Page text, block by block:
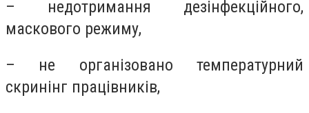
– недотримання дезінфекційного,
маскового режиму,
– не організовано температурний
скринінг працівників,